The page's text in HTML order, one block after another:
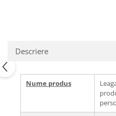
Descriere
Nume produs